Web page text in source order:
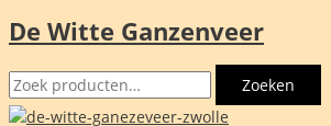
Ga
de
inhoud
De Witte Ganzenveer
Zoeken
naar:
Zoeken